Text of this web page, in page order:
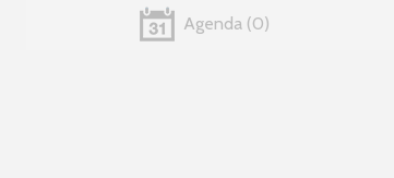
Agenda 0